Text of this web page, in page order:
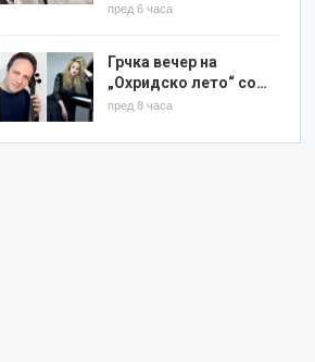
пред 6 часа
Грчка вечер на
„Охридско лето“ со…
пред 8 часа